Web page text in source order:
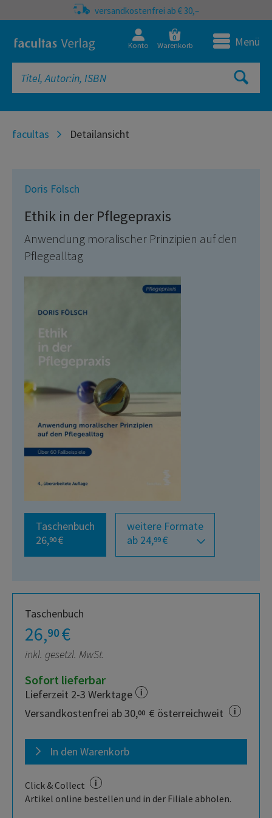
versandkostenfrei ab € 30,–
Konto
0
Warenkorb Menü
facultas Detailansicht
Doris Fölsch
Ethik in der Pflegepraxis
Anwendung moralischer Prinzipien auf den
Pflegealltag
Taschenbuch
26,90 €
weitere Formate
ab 24,99 €
Taschenbuch
26,90€
inkl. gesetzl. MwSt.
Sofort lieferbar
Lieferzeit 2-3 Werktage
Versandkostenfrei ab 30,00 € österreichweit
In den Warenkorb
Click & Collect
Artikel online bestellen und in der Filiale abholen.